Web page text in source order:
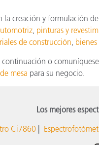
la creación y formulación
pinturas y
de construcción
continuación o
mesa para su negocio.
Los mejores
Ci7860 |